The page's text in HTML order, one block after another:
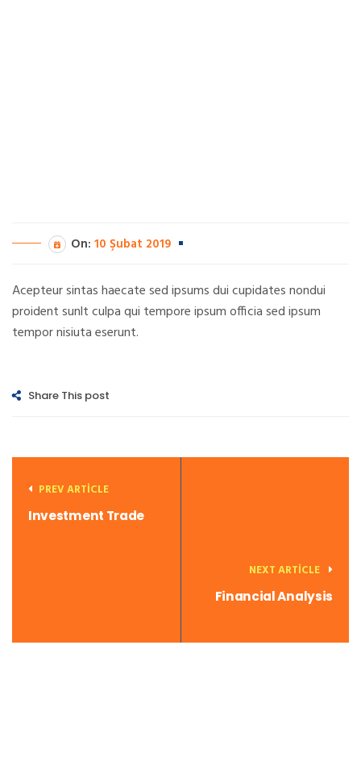
On: 10 Şubat 2019
Acepteur sintas haecate sed ipsums dui cupidates nondui
proident sunlt culpa qui tempore ipsum officia sed ipsum
tempor nisiuta eserunt.
Share This post
PREV ARTICLE
Investment Trade
NEXT ARTICLE
Financial Analysis